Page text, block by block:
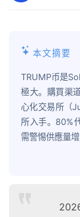
本文摘要
TRUMP币是
極大。購買渠
心化交易所（
所入手。80%
需警惕供應量